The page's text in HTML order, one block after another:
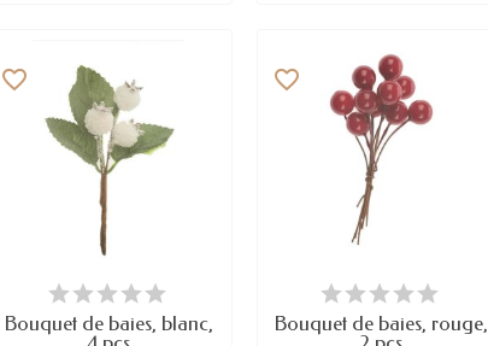
DERNIERS ARTICLES EN STOCK
favorite_border
Bouquet de baies, blanc,
EN STOCK
favorite_border
Bouquet de baies, rouge,